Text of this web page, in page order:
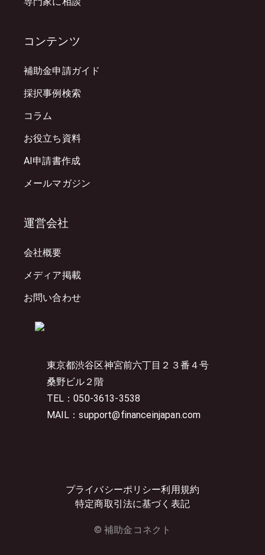
東京都渋谷区神宮前六丁目２３番４号
桑野ビル２階
TEL：050-3613-3538
MAIL：support@financeinjapan.com
プライバシーポリシー利用規約
特定商取引法に基づく表記
© 補助金コネクト
コンテンツ
補助金申請ガイド
採択事例検索
コラム
お役立ち資料
AI申請書作成
メールマガジン
運営会社
会社概要
メディア掲載
お問い合わせ